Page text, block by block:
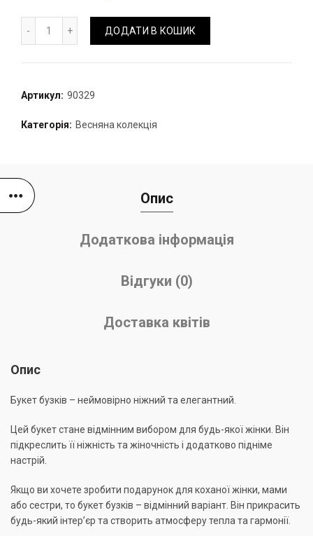
Букет бузків кількість
ДОДАТИ В КОШИК
Артикул: 90329
Категорія: Весняна колекція
Опис
Додаткова інформація
Відгуки (0)
Доставка квітів
Опис
Букет бузків – неймовірно ніжний та елегантний.
Цей букет стане відмінним вибором для будь-якої жінки. Він
підкреслить її ніжність та жіночність і додатково підніме
настрій.
Якщо ви хочете зробити подарунок для коханої жінки, мами
або сестри, то букет бузків – відмінний варіант. Він прикрасить
будь-який інтер’єр та створить атмосферу тепла та гармонії.